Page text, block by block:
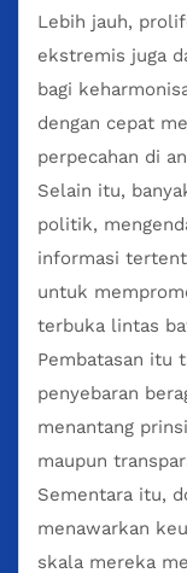
Lebih jauh,
ekstremis juga
bagi
dengan cepat
perpecahan di
Selain itu,
politik,
informasi
untuk
terbuka lintas
Pembatasan itu
penyebaran
menantang
maupun
Sementara itu,
menawarkan
skala mereka